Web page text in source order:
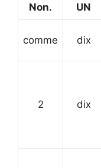
Non. UN
comme dix
2 dix